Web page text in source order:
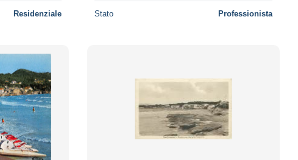
Residenziale Stato Professionista